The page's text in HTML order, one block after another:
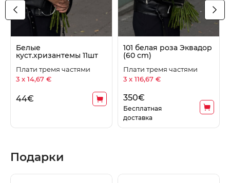
Белые
куст.хризантемы 11шт
Плати тремя частями
3 x 14,67 €
44€
101 белая роза Эквадор
(60 cm)
Плати тремя частями
3 x 116,67 €
350€
Бесплатная
доставка
Подарки